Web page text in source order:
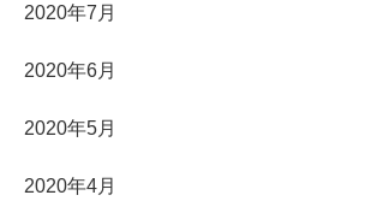
2020年7月
2020年6月
2020年5月
2020年4月